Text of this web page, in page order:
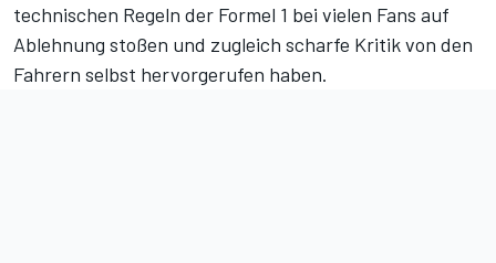
technischen Regeln der Formel 1 bei vielen Fans auf
Ablehnung stoßen und zugleich scharfe Kritik von den
Fahrern selbst hervorgerufen haben.